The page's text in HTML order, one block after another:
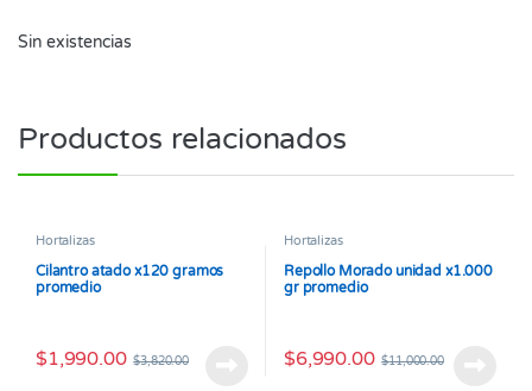
Sin existencias
Productos relacionados
Hortalizas
Cilantro atado x120 gramos
promedio
$1,990.00 $3,820.00
Hortalizas
Repollo Morado unidad x1.000
gr promedio
$6,990.00 $11,000.00